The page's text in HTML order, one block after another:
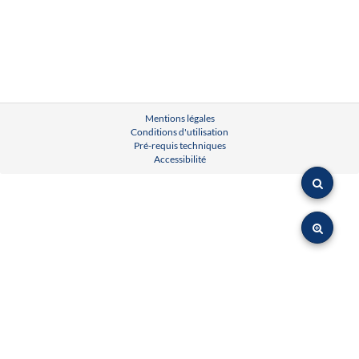
Mentions légales
Conditions d'utilisation
Pré-requis techniques
Accessibilité